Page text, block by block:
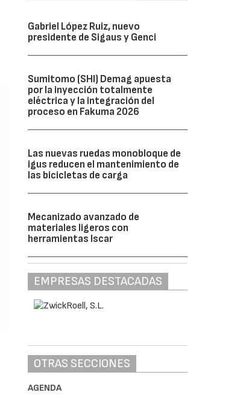
Gabriel López Ruiz, nuevo
presidente de Sigaus y Genci
Sumitomo (SHI) Demag apuesta
por la inyección totalmente
eléctrica y la integración del
proceso en Fakuma 2026
Las nuevas ruedas monobloque de
igus reducen el mantenimiento de
las bicicletas de carga
Mecanizado avanzado de
materiales ligeros con
herramientas Iscar
EMPRESAS DESTACADAS
OTRAS SECCIONES
AGENDA